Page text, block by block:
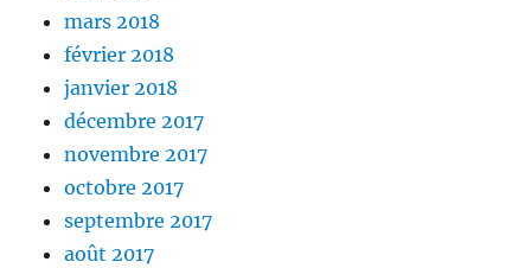
mars 2018
février 2018
janvier 2018
décembre 2017
novembre 2017
octobre 2017
septembre 2017
août 2017